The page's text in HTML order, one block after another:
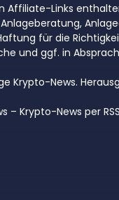
Links
für die
und ggf. in
Krypto-News.
– Krypto-News per